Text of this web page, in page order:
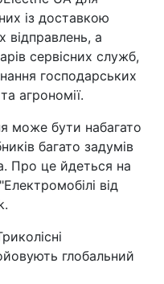
із доставкою
відправлень, а
сервісних служб,
господарських
агрономії.
може бути набагато
багато задумів
Про це йдеться на
від
глобальний